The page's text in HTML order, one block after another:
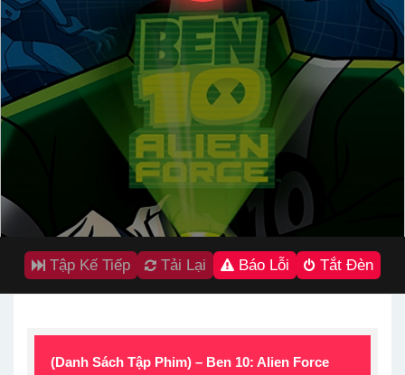
Tập Kế Tiếp Tải Lại Báo Lỗi Tắt Đèn
(Danh Sách Tập Phim) – Ben 10: Alien Force